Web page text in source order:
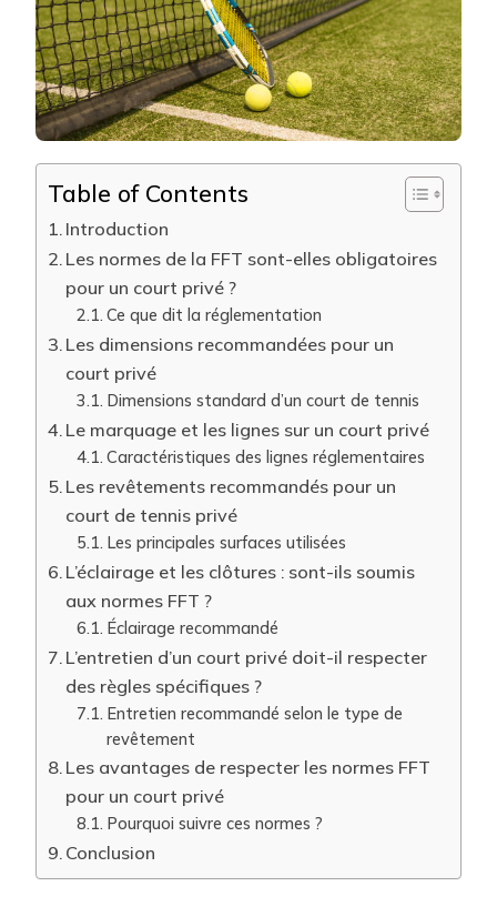
NORMES
DE
LA
FFT
À
NICE
?
Table of Contents
Introduction
Les normes de la FFT sont-elles obligatoires
pour un court privé ?
Ce que dit la réglementation
Les dimensions recommandées pour un
court privé
Dimensions standard d’un court de tennis
Le marquage et les lignes sur un court privé
Caractéristiques des lignes réglementaires
Les revêtements recommandés pour un
court de tennis privé
Les principales surfaces utilisées
L’éclairage et les clôtures : sont-ils soumis
aux normes FFT ?
Éclairage recommandé
L’entretien d’un court privé doit-il respecter
des règles spécifiques ?
Entretien recommandé selon le type de
revêtement
Les avantages de respecter les normes FFT
pour un court privé
Pourquoi suivre ces normes ?
Conclusion